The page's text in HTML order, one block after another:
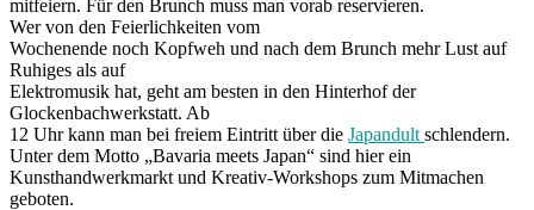
mitfeiern. Für den Brunch muss man vorab reservieren.
Wer von den Feierlichkeiten vom
Wochenende noch Kopfweh und nach dem Brunch mehr Lust auf
Ruhiges als auf
Elektromusik hat, geht am besten in den Hinterhof der
Glockenbachwerkstatt. Ab
12 Uhr kann man bei freiem Eintritt über die Japandult schlendern.
Unter dem Motto „Bavaria meets Japan“ sind hier ein
Kunsthandwerkmarkt und Kreativ-Workshops zum Mitmachen
geboten.